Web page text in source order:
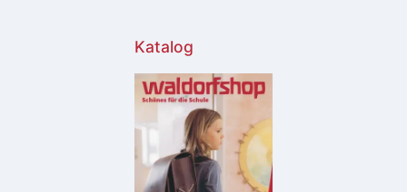
Katalog